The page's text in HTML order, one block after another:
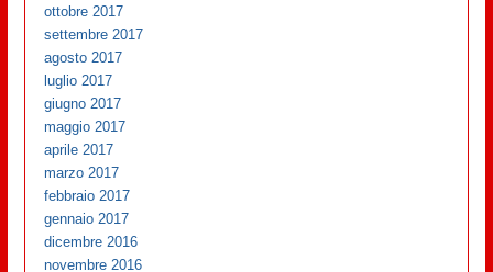
ottobre 2017
settembre 2017
agosto 2017
luglio 2017
giugno 2017
maggio 2017
aprile 2017
marzo 2017
febbraio 2017
gennaio 2017
dicembre 2016
novembre 2016